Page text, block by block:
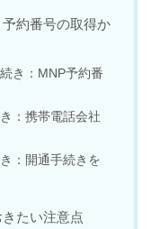
約番号の取得か
き：MNP予約番
：携帯電話会社
：開通手続きを
たい注意点